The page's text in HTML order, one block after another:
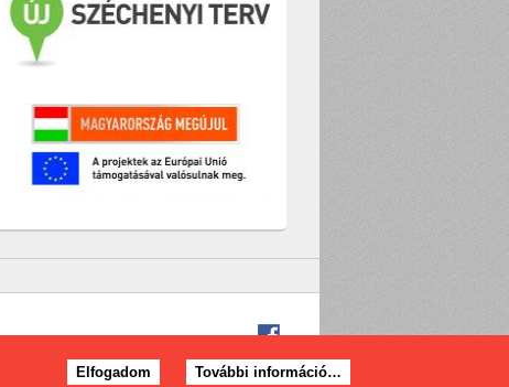
Elfogadom További információ…